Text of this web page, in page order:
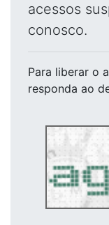
acessos
conosco.
Para liberar o
responda ao